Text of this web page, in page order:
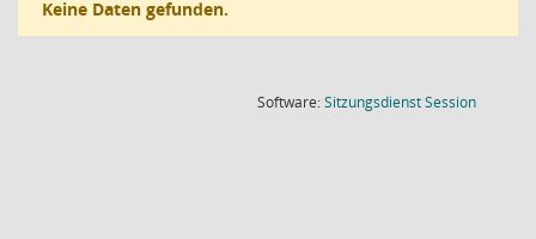
Keine Daten gefunden.
Software:SitzungsdienstSession(Wird in